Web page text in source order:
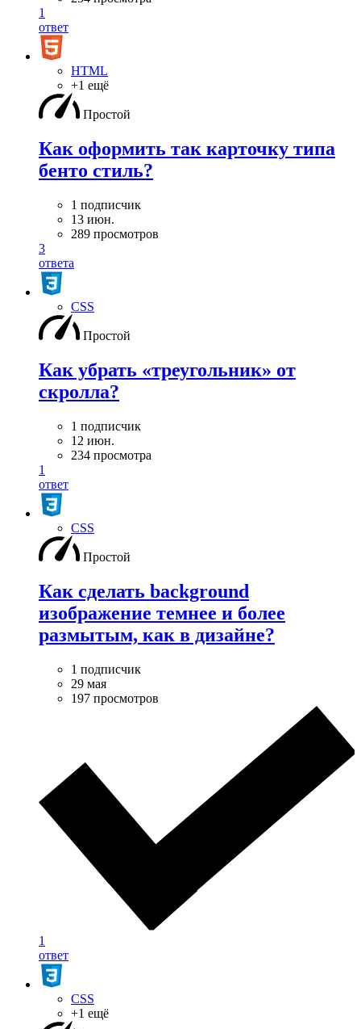
1
ответ
HTML
+1 ещё
Простой
Как оформить так карточку типа
бенто стиль?
1 подписчик
13 июн.
289 просмотров
3
ответа
CSS
Простой
Как убрать «треугольник» от
скролла?
1 подписчик
12 июн.
234 просмотра
1
ответ
CSS
Простой
Как сделать background
изображение темнее и более
размытым, как в дизайне?
1 подписчик
29 мая
197 просмотров
1
ответ
CSS
+1 ещё